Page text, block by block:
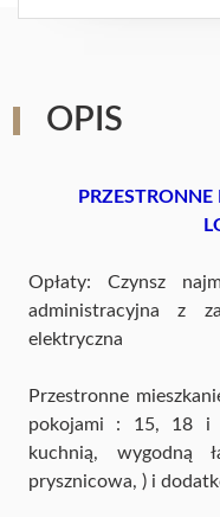
OPIS
Opłaty: Czynsz
administracyjna z
elektryczna
Przestronne
pokojami : 15, 18 i
kuchnią, wygodną
prysznicowa, ) i